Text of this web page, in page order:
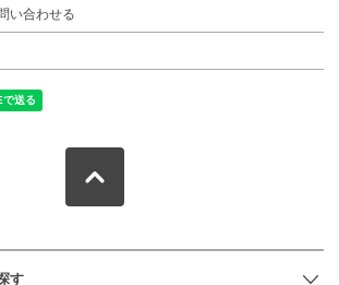
い合わせる
す